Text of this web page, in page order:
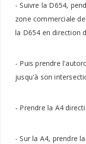
- Suivre la D654,
zone commerciale
la D654 en direction
- Puis prendre
jusqu'à son
- Prendre la A4
- Sur la A4, prendre